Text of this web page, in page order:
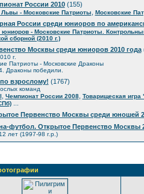
России 2010(155)
Львы - Московские Патриоты Московские
России среди юниоров по
юниоров - Московские Патриоты.
сборной (2010 г.)
Москвы среди юниоров 2010 года
г.
Патриоты - Московские Драконы
Драконы победили.
взрослому! (1767)
команд
Чемпионат России 2008, Товарищеская
...
Первенство Москвы среди юношей
футбол. Открытое Первенство Москвы
лет (1997-98 г.р.)